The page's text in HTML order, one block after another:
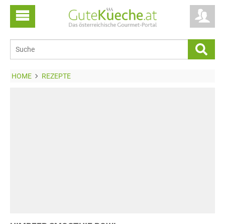
HOME REZEPTE